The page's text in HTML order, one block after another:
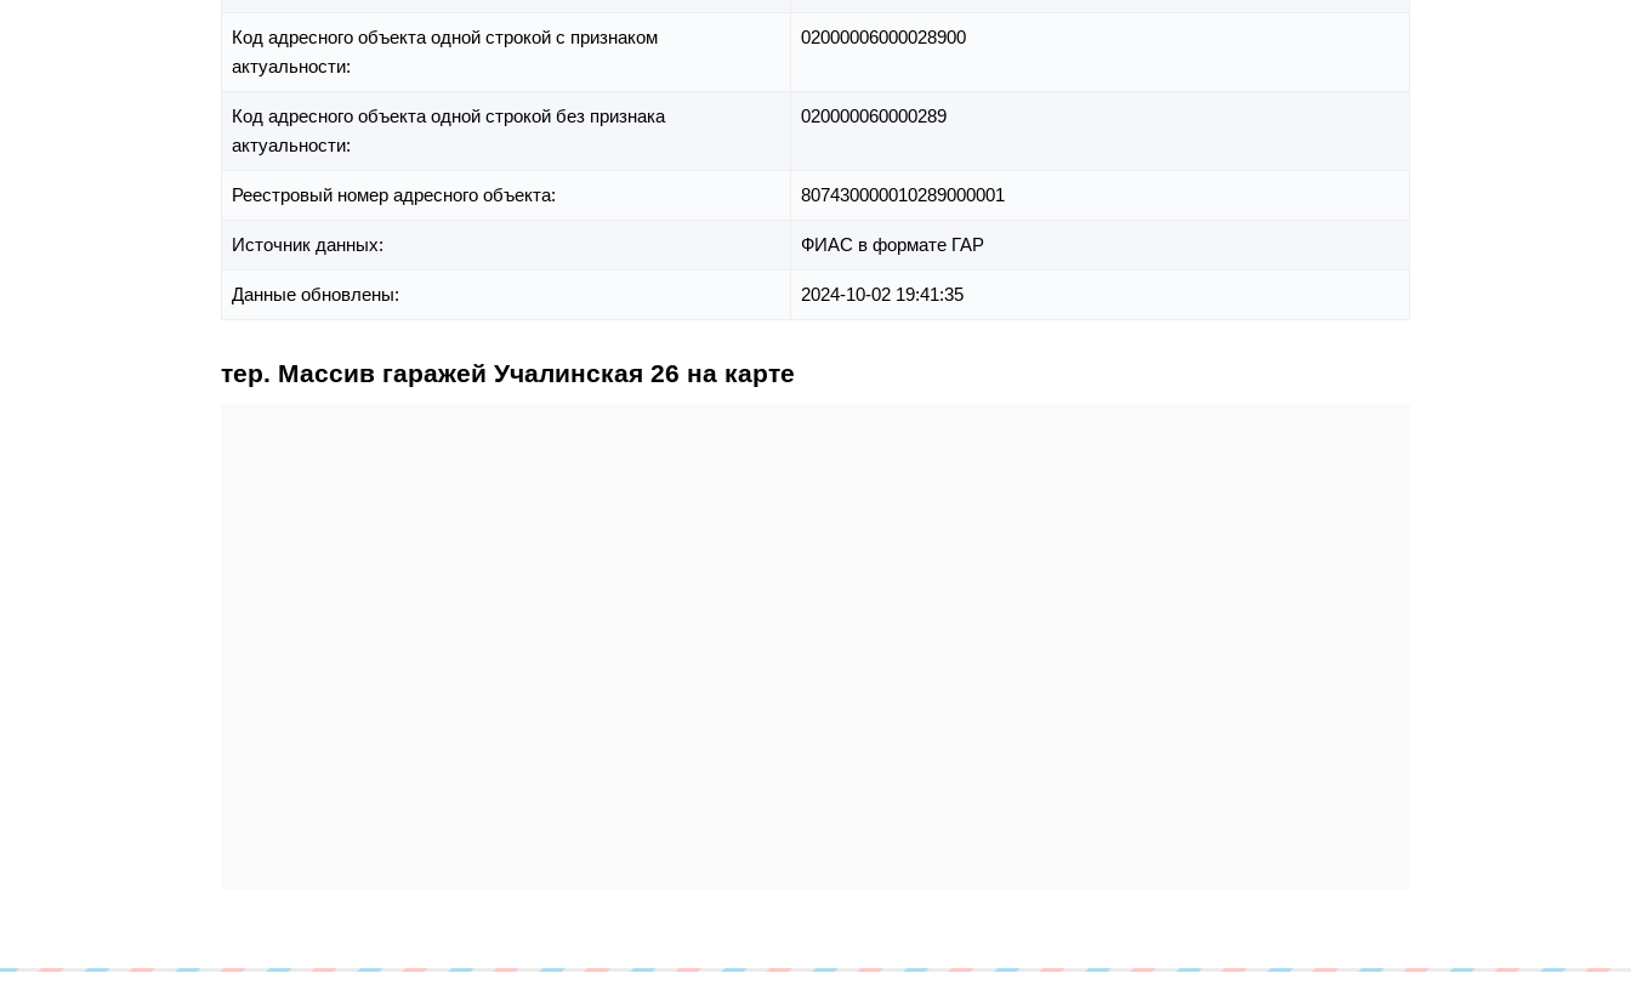
Код адресного объекта одной строкой с признаком
актуальности:
02000006000028900
Код адресного объекта одной строкой без признака
актуальности:
020000060000289
Реестровый номер адресного объекта: 807430000010289000001
Источник данных: ФИАС в формате ГАР
Данные обновлены: 2024-10-02 19:41:35
тер. Массив гаражей Учалинская 26 на карте